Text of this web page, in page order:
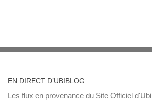
EN DIRECT D’UBIBLOG
Les flux en provenance du Site Officiel d'Ubi